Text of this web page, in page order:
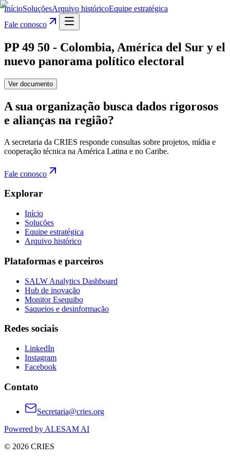
InícioSoluçõesArquivo históricoEquipe estratégica
Fale conosco
PP 49 50 - Colombia, América del Sur y el
nuevo panorama político electoral
Ver documento
A sua organização busca dados rigorosos
e alianças na região?
A secretaria da CRIES responde consultas sobre projetos, mídia e
cooperação técnica na América Latina e no Caribe.
Fale conosco
Explorar
Início
Soluções
Equipe estratégica
Arquivo histórico
Plataformas e parceiros
SALW Analytics Dashboard
Hub de inovação
Monitor Esequibo
Saqueios e desinformação
Redes sociais
LinkedIn
Instagram
Facebook
Contato
Secretaria@cries.org
Powered by ALESAM AI
© 2026 CRIES